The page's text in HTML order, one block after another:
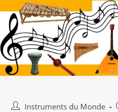
Instruments du Monde